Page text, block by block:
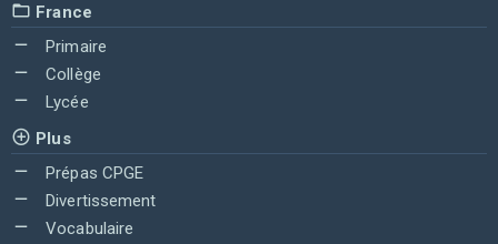
France
Primaire
Collège
Lycée
Plus
Prépas CPGE
Divertissement
Vocabulaire